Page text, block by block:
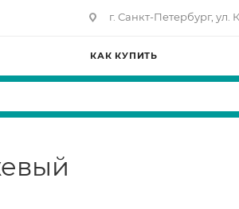
г. Санкт-Петербург, ул.
КАК КУПИТЬ